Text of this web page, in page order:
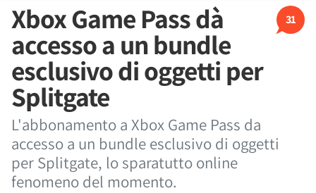
31
Xbox Game Pass dà
accesso a un bundle
esclusivo di oggetti per
Splitgate
L'abbonamento a Xbox Game Pass da
accesso a un bundle esclusivo di oggetti
per Splitgate, lo sparatutto online
fenomeno del momento.